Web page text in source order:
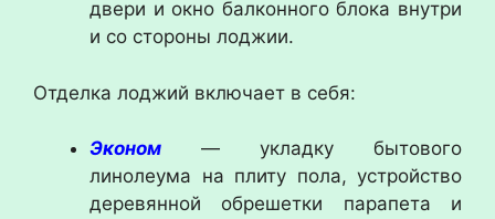
двери и окно балконного блока внутри
и со стороны лоджии.
Отделка лоджий включает в себя:
Эконом — укладку бытового
линолеума на плиту пола, устройство
деревянной обрешетки парапета и